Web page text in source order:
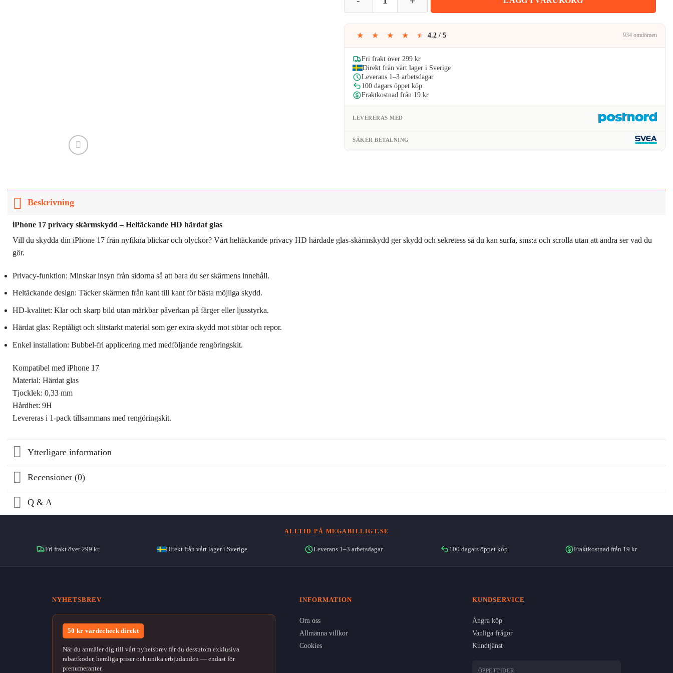
★ ★ ★ ★ ★ 4.2 / 5 934 omdömen
Fri frakt över 299 kr
Direkt från vårt lager i Sverige
Leverans 1–3 arbetsdagar
100 dagars öppet köp
Fraktkostnad från 19 kr
LEVERERAS MED
SÄKER BETALNING
Beskrivning
iPhone 17 privacy skärmskydd – Heltäckande HD härdat glas
Vill du skydda din iPhone 17 från nyfikna blickar och olyckor? Vårt heltäckande privacy HD härdade glas-skärmskydd ger skydd och sekretess så du kan surfa, sms:a och scrolla utan att andra ser vad du
gör.
Privacy-funktion: Minskar insyn från sidorna så att bara du ser skärmens innehåll.
Heltäckande design: Täcker skärmen från kant till kant för bästa möjliga skydd.
HD-kvalitet: Klar och skarp bild utan märkbar påverkan på färger eller ljusstyrka.
Härdat glas: Reptåligt och slitstarkt material som ger extra skydd mot stötar och repor.
Enkel installation: Bubbel-fri applicering med medföljande rengöringskit.
Kompatibel med iPhone 17
Material: Härdat glas
Tjocklek: 0,33 mm
Hårdhet: 9H
Levereras i 1-pack tillsammans med rengöringskit.
Ytterligare information
Recensioner (0)
Q & A
ALLTID PÅ MEGABILLIGT.SE
Fri frakt över 299 kr Direkt från vårt lager i Sverige Leverans 1–3 arbetsdagar 100 dagars öppet köp Fraktkostnad från 19 kr
NYHETSBREV
50 kr värdecheck direkt
När du anmäler dig till vårt nyhetsbrev får du dessutom exklusiva
rabattkoder, hemliga priser och unika erbjudanden — endast för
prenumeranter.
INFORMATION
Om oss
Allmänna villkor
Cookies
KUNDSERVICE
Ångra köp
Vanliga frågor
Kundtjänst
ÖPPETTIDER